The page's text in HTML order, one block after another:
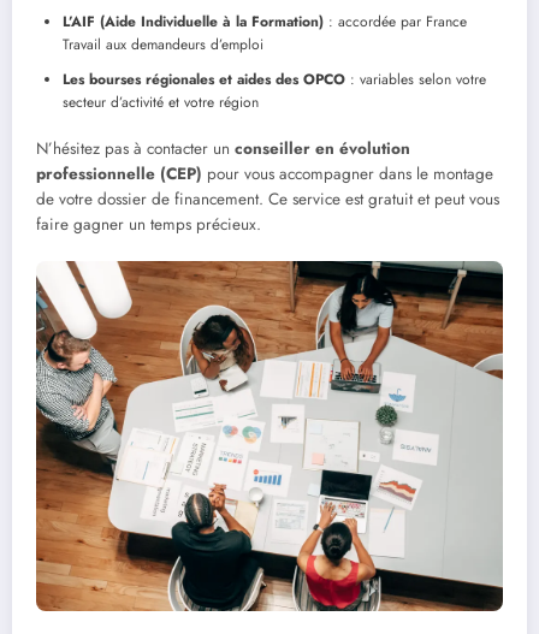
L’AIF (Aide Individuelle à la Formation) : accordée par France
Travail aux demandeurs d’emploi
Les bourses régionales et aides des OPCO : variables selon votre
secteur d’activité et votre région
N’hésitez pas à contacter un conseiller en évolution
professionnelle (CEP) pour vous accompagner dans le montage
de votre dossier de financement. Ce service est gratuit et peut vous
faire gagner un temps précieux.